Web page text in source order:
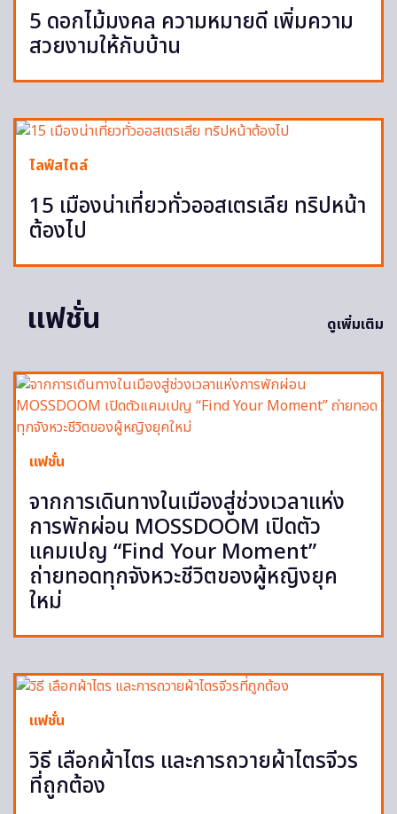
5 ดอกไม้มงคล ความหมายดี เพิ่มความ
สวยงามให้กับบ้าน
ไลฟ์สไตล์
15 เมืองน่าเที่ยวทั่วออสเตรเลีย ทริปหน้า
ต้องไป
แฟชั่น ดูเพิ่มเติม
แฟชั่น
จากการเดินทางในเมืองสู่ช่วงเวลาแห่ง
การพักผ่อน MOSSDOOM เปิดตัว
แคมเปญ “Find Your Moment”
ถ่ายทอดทุกจังหวะชีวิตของผู้หญิงยุค
ใหม่
แฟชั่น
วิธี เลือกผ้าไตร และการถวายผ้าไตรจีวร
ที่ถูกต้อง